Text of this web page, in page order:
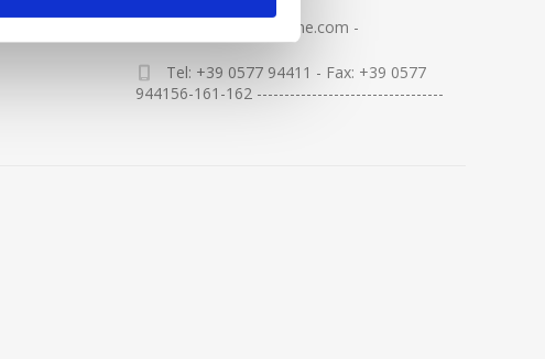
info@centerglassline.com -
Tel: +39 0577 94411 - Fax: +39 0577
944156-161-162 ----------------------------------